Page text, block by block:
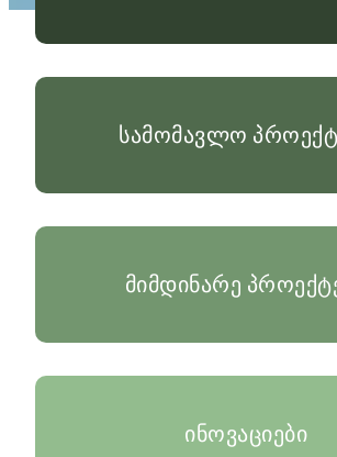
სამომავლო
მიმდინარე
ინოვაციები